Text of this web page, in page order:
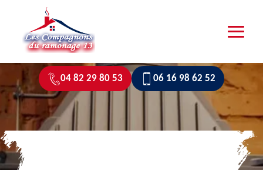
04 82 29 80 53 06 16 98 62 52